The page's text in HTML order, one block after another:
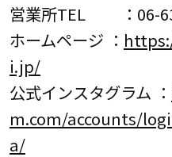
営業所TEL ：06-
ホームページ ：
i.jp/
公式インスタグラム ：
m.com/accounts/
a/